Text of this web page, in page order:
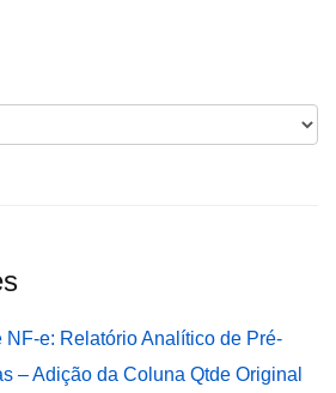
NF-e: Relatório Analítico de Pré-
– Adição da Coluna Qtde Original